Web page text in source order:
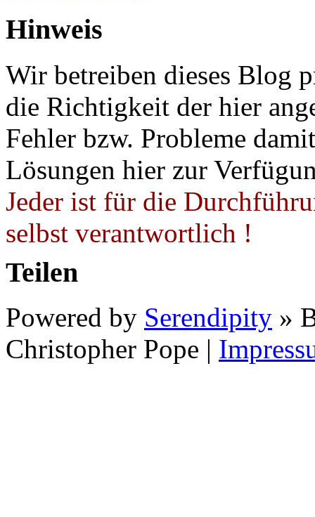
Hinweis
Wir betreiben dieses Blog
die Richtigkeit der hier
Fehler bzw. Probleme
Lösungen hier zur
Jeder ist für die
selbst verantwortlich !
Teilen
Powered by Serendipity »
Christopher Pope |